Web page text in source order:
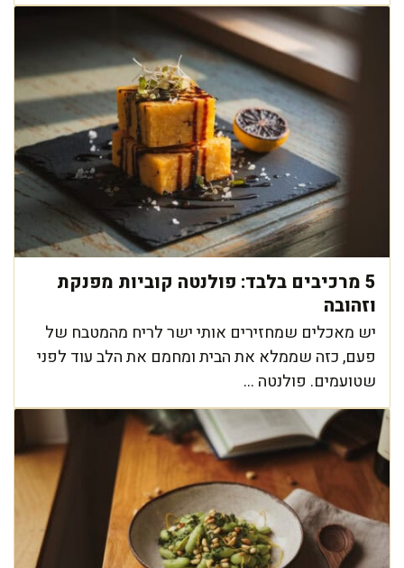
5 מרכיבים בלבד: פולנטה קוביות מפנקת
וזהובה
יש מאכלים שמחזירים אותי ישר לריח מהמטבח של
פעם, כזה שממלא את הבית ומחמם את הלב עוד לפני
שטועמים. פולנטה ...